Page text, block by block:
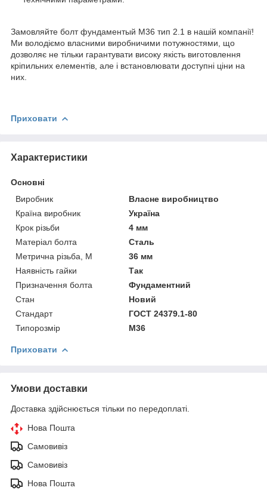
Замовляйте болт фундаментый М36 тип 2.1 в нашій компанії!
Ми володіємо власними виробничими потужностями, що
дозволяє не тільки гарантувати високу якість виготовлення
кріпильних елементів, але і встановлювати доступні ціни на
них.
Приховати
Характеристики
Основні
Виробник
Власне виробництво
Країна виробник
Україна
Крок різьби
4 мм
Матеріал болта
Сталь
Метрична різьба, М
36 мм
Наявність гайки
Так
Призначення болта
Фундаментний
Стан
Новий
Стандарт
ГОСТ 24379.1-80
Типорозмір
М36
Приховати
Умови доставки
Доставка здійснюється тільки по передоплаті.
Нова Пошта
Самовивіз
Самовивіз
Нова Пошта